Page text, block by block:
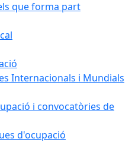
que forma part
Internacionals i Mundials
i convocatòries de
d'ocupació